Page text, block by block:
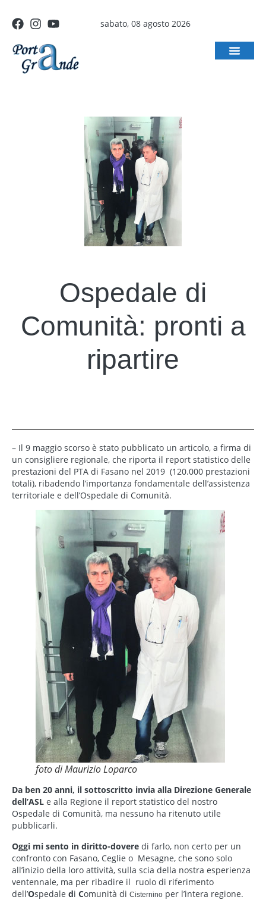
sabato, 08 agosto 2026
Ospedale di
Comunità: pronti a
ripartire
– Il 9 maggio scorso è stato pubblicato un articolo, a firma di
un consigliere regionale, che riporta il report statistico delle
prestazioni del PTA di Fasano nel 2019 (120.000 prestazioni
totali), ribadendo l’importanza fondamentale dell’assistenza
territoriale e dell’Ospedale di Comunità.
foto di Maurizio Loparco
Da ben 20 anni, il sottoscritto invia alla Direzione Generale
dell’ASL e alla Regione il report statistico del nostro
Ospedale di Comunità, ma nessuno ha ritenuto utile
pubblicarli.
Oggi mi sento in diritto-dovere di farlo, non certo per un
confronto con Fasano, Ceglie o Mesagne, che sono solo
all’inizio della loro attività, sulla scia della nostra esperienza
ventennale, ma per ribadire il ruolo di riferimento
dell’Ospedale di Comunità di Cisternino per l’intera regione.